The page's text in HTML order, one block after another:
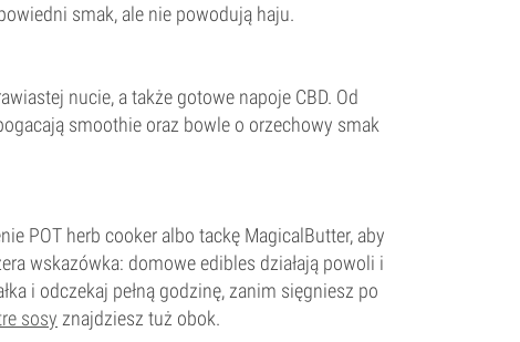
smak, ale nie powodują haju.
nucie, a także gotowe napoje CBD. Od
smoothie oraz bowle o orzechowy smak
POT herb cooker albo tackę MagicalButter, aby
wskazówka: domowe edibles działają powoli i
i odczekaj pełną godzinę, zanim sięgniesz po
sosy znajdziesz tuż obok.